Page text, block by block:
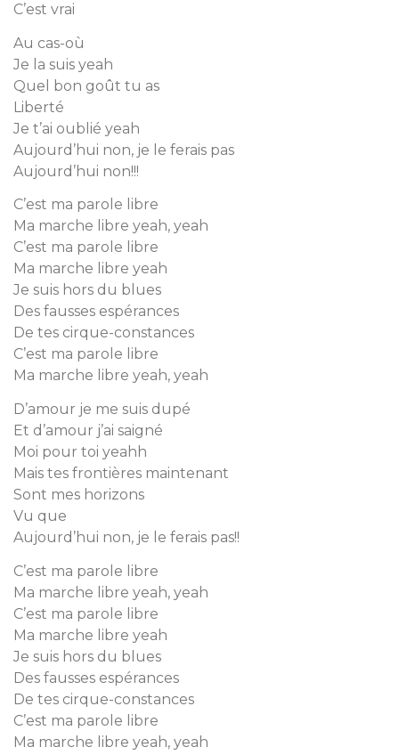
C’est vrai
Au cas-où
Je la suis yeah
Quel bon goût tu as
Liberté
Je t’ai oublié yeah
Aujourd’hui non, je le ferais pas
Aujourd’hui non!!!
C’est ma parole libre
Ma marche libre yeah, yeah
C’est ma parole libre
Ma marche libre yeah
Je suis hors du blues
Des fausses espérances
De tes cirque-constances
C’est ma parole libre
Ma marche libre yeah, yeah
D’amour je me suis dupé
Et d’amour j’ai saigné
Moi pour toi yeahh
Mais tes frontières maintenant
Sont mes horizons
Vu que
Aujourd’hui non, je le ferais pas!!
C’est ma parole libre
Ma marche libre yeah, yeah
C’est ma parole libre
Ma marche libre yeah
Je suis hors du blues
Des fausses espérances
De tes cirque-constances
C’est ma parole libre
Ma marche libre yeah, yeah